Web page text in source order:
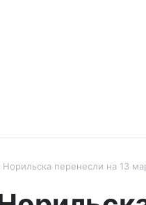
перенесли на 13